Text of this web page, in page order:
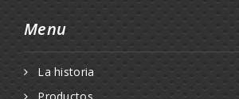
Menu
La historia